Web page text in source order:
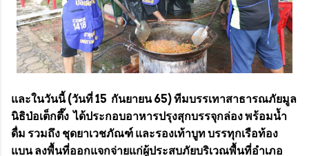
และในวันนี้ (วันที่ 15 กันยายน 65) ทีมบรรเทาสาธารณภัยมูล
นิธิป่อเต็กตึ๊ง ได้ประกอบอาหารปรุงสุกบรรจุกล่อง พร้อมน้ำ
ดื่ม รวมถึง ชุดยาเวชภัณฑ์ และรองเท้าบูท บรรทุกเรือท้อง
แบน ลงพื้นที่ออกแจกจ่ายแก่ผู้ประสบภัยบริเวณพื้นที่อำเภอ